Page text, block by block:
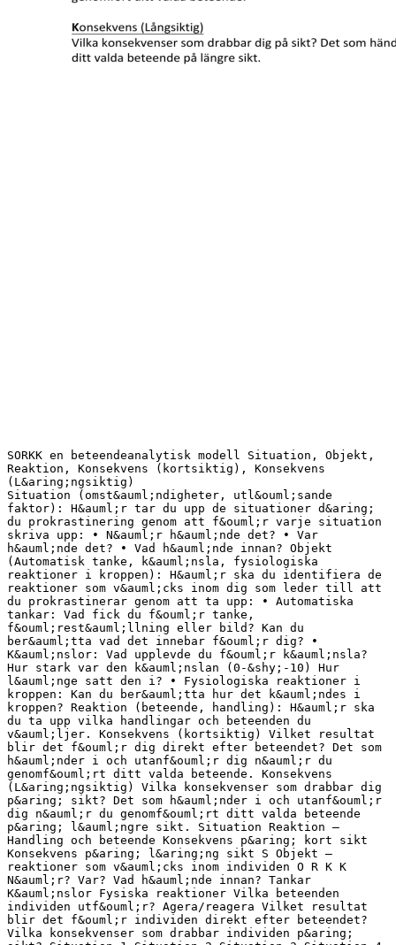
SORKK en beteendeanalytisk modell Situation, Objekt,
Reaktion, Konsekvens (kortsiktig), Konsekvens
(L&aring;ngsiktig)
Situation (omst&auml;ndigheter, utl&ouml;sande
faktor): H&auml;r tar du upp de situationer d&aring;
du prokrastinering genom att f&ouml;r varje situation
skriva upp: • N&auml;r h&auml;nde det? • Var
h&auml;nde det? • Vad h&auml;nde innan? Objekt
(Automatisk tanke, k&auml;nsla, fysiologiska
reaktioner i kroppen): H&auml;r ska du identifiera de
reaktioner som v&auml;cks inom dig som leder till att
du prokrastinerar genom att ta upp: • Automatiska
tankar: Vad fick du f&ouml;r tanke,
f&ouml;rest&auml;llning eller bild? Kan du
ber&auml;tta vad det innebar f&ouml;r dig? •
K&auml;nslor: Vad upplevde du f&ouml;r k&auml;nsla?
Hur stark var den k&auml;nslan (0-&shy;‐10) Hur
l&auml;nge satt den i? • Fysiologiska reaktioner i
kroppen: Kan du ber&auml;tta hur det k&auml;ndes i
kroppen? Reaktion (beteende, handling): H&auml;r ska
du ta upp vilka handlingar och beteenden du
v&auml;ljer. Konsekvens (kortsiktig) Vilket resultat
blir det f&ouml;r dig direkt efter beteendet? Det som
h&auml;nder i och utanf&ouml;r dig n&auml;r du
genomf&ouml;rt ditt valda beteende. Konsekvens
(L&aring;ngsiktig) Vilka konsekvenser som drabbar dig
p&aring; sikt? Det som h&auml;nder i och utanf&ouml;r
dig n&auml;r du genomf&ouml;rt ditt valda beteende
p&aring; l&auml;ngre sikt. Situation Reaktion –
Handling och beteende Konsekvens p&aring; kort sikt
Konsekvens p&aring; l&aring;ng sikt S Objekt –
reaktioner som v&auml;cks inom individen O R K K
N&auml;r? Var? Vad h&auml;nde innan? Tankar
K&auml;nslor Fysiska reaktioner Vilka beteenden
individen utf&ouml;r? Agera/reagera Vilket resultat
blir det f&ouml;r individen direkt efter beteendet?
Vilka konsekvenser som drabbar individen p&aring;